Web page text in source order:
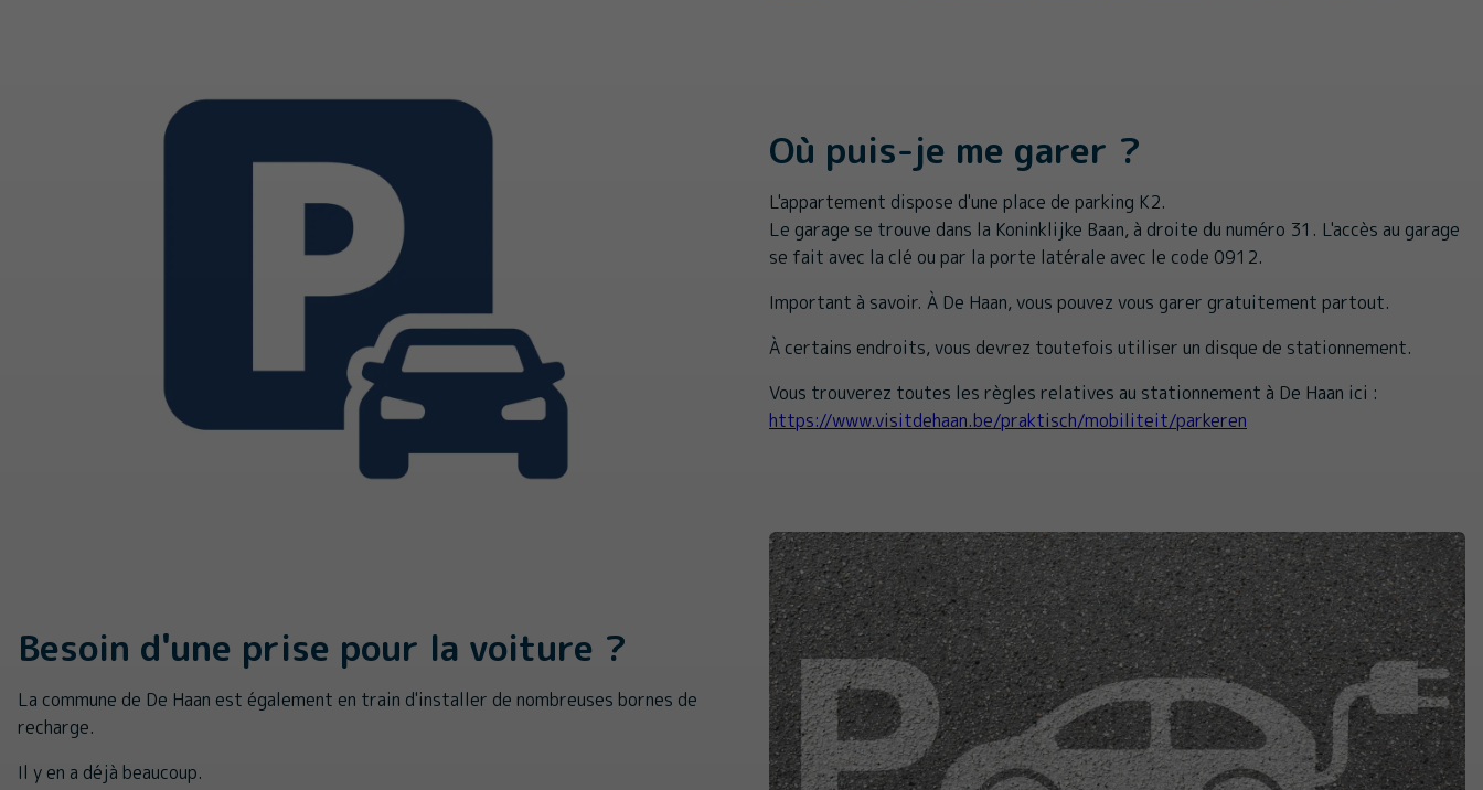
Où puis-je me garer ?
L'appartement dispose d'une place de parking K2.
Le garage se trouve dans la Koninklijke Baan, à droite du numéro 31. L'accès au garage
se fait avec la clé ou par la porte latérale avec le code 0912.
Important à savoir. À De Haan, vous pouvez vous garer gratuitement partout.
À certains endroits, vous devrez toutefois utiliser un disque de stationnement.
Vous trouverez toutes les règles relatives au stationnement à De Haan ici :
https://www.visitdehaan.be/praktisch/mobiliteit/parkeren
Besoin d'une prise pour la voiture ?
La commune de De Haan est également en train d'installer de nombreuses bornes de
recharge.
Il y en a déjà beaucoup.